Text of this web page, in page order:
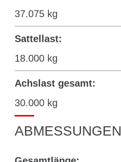
37.075 kg
Sattellast:
18.000 kg
Achslast gesamt:
30.000 kg
ABMESSUNGEN